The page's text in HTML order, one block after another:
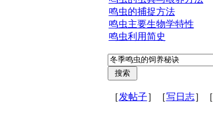
鸣虫的捕捉方法
鸣虫主要生物学特性
鸣虫利用简史
［发帖子］［写日志］［